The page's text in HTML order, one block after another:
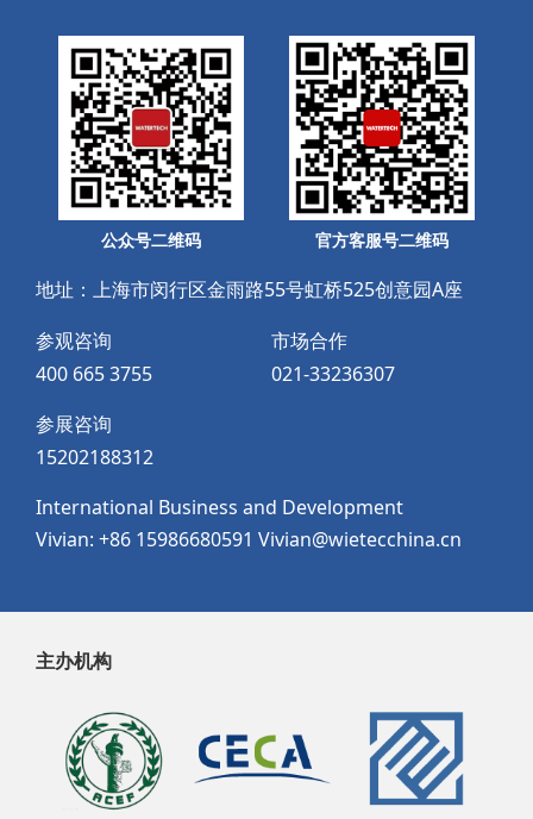
公众号二维码 官方客服号二维码
地址：上海市闵行区金雨路55号虹桥525创意园A座
参观咨询
400 665 3755
市场合作
021-33236307
参展咨询
15202188312
International Business and Development
Vivian: +86 15986680591 Vivian@wietecchina.cn
主办机构